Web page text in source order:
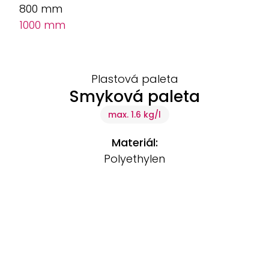
800 mm
1000 mm
Plastová paleta
Smyková paleta
max. 1.6 kg/l
Materiál:
Polyethylen